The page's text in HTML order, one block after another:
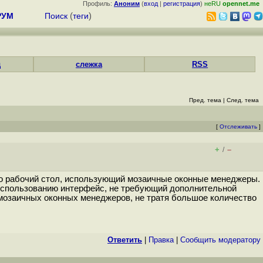
Профиль: Аноним (вход | регистрация) неRU opennet.me
Поиск (теги)
слежка RSS
Пред. тема | След. тема
[ Отслеживать ]
+ / –
рабочий стол, использующий мозаичные оконные менеджеры.
интерфейс, не требующий дополнительной
оконных менеджеров, не тратя большое количество
Ответить Правка| Cообщить модератору